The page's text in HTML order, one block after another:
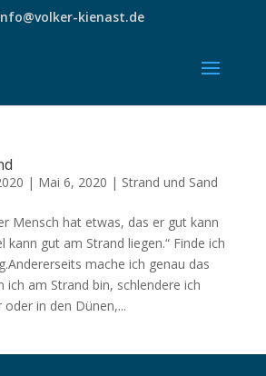
kienast.de
| Mai 6, 2020 | Strand und Sand
Mensch hat etwas, das er gut kann
kann gut am Strand liegen.“ Finde ich
mache ich genau das
ich am Strand bin, schlendere ich
in den Dünen,...